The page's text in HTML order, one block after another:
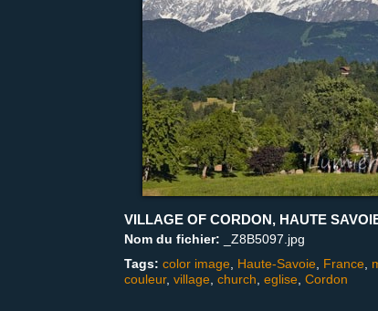
VILLAGE OF CORDON, HAUTE
Nom du fichier: _Z8B5097.jpg
Tags: color image Haute-Savoie France
couleur, village church eglise Cordon